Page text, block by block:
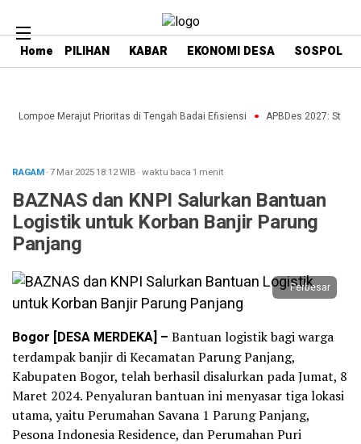
Home PILIHAN KABAR EKONOMI DESA SOSPOL
Lompoe Merajut Prioritas di Tengah Badai Efisiensi APBDes 2027:
RAGAM· 7 Mar 202518:12WIB ·waktu baca 1 menit
BAZNAS dan KNPI Salurkan Bantuan
Logistik untuk Korban Banjir Parung
Panjang
Perbesar
Bogor [DESA MERDEKA] – Bantuan logistik bagi warga
terdampak banjir di Kecamatan Parung Panjang,
Kabupaten Bogor, telah berhasil disalurkan pada Jumat, 8
Maret 2024. Penyaluran bantuan ini menyasar tiga lokasi
utama, yaitu Perumahan Savana 1 Parung Panjang,
Pesona Indonesia Residence, dan Perumahan Puri